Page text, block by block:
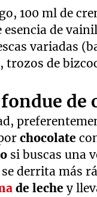
100 ml de
de
variadas
trozos de
de
chocolate
si buscas una
derrita más
de leche y